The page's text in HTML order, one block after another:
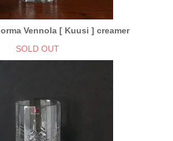
Vennola [ Kuusi ] creamer
SOLD OUT